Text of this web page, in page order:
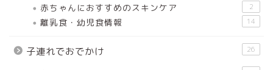
赤ちゃんにおすすめのスキンケア 2
離乳食・幼児食情報 14
子連れでおでかけ 26